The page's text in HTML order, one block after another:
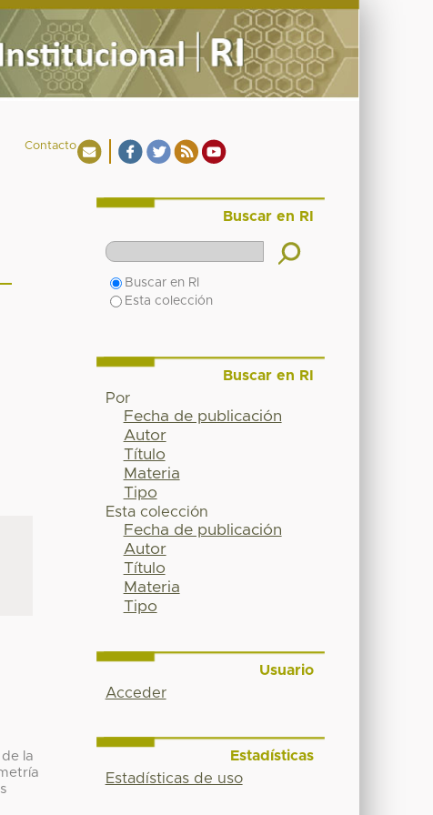
Contacto
la
Buscar en RI
Buscar en RI
Esta colección
Buscar en RI
Por
Fecha de publicación
Autor
Título
Materia
Tipo
Esta colección
Fecha de publicación
Autor
Título
Materia
Tipo
Usuario
Acceder
Estadísticas
Estadísticas de uso